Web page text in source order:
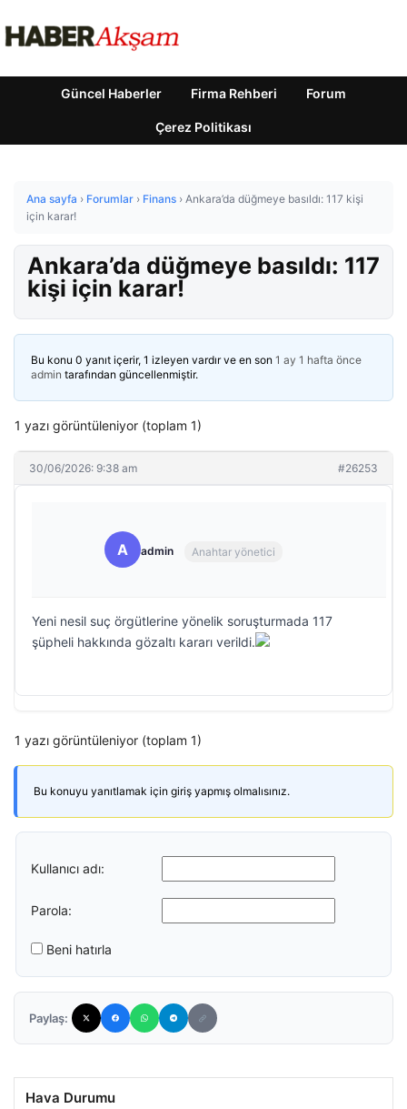
Güncel Haberler Firma Rehberi Forum
Çerez Politikası
Ana sayfa › Forumlar › Finans › Ankara’da düğmeye basıldı: 117 kişi
için karar!
Ankara’da düğmeye basıldı: 117
kişi için karar!
Bu konu 0 yanıt içerir, 1 izleyen vardır ve en son 1 ay 1 hafta önce
admin tarafından güncellenmiştir.
1 yazı görüntüleniyor (toplam 1)
30/06/2026: 9:38 am #26253
A admin Anahtar yönetici
Yeni nesil suç örgütlerine yönelik soruşturmada 117
şüpheli hakkında gözaltı kararı verildi.
1 yazı görüntüleniyor (toplam 1)
Bu konuyu yanıtlamak için giriş yapmış olmalısınız.
Kullanıcı adı:
Parola:
Beni hatırla
Paylaş:
Hava Durumu